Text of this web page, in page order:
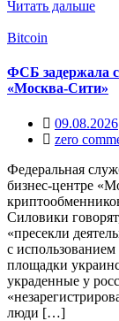
Читать дальше
Bitcoin
ФСБ задержала
«Москва-Сити»
09.08.2026
zero
Федеральная
бизнес‑центре
Силовики
«пресекли
с
площадки
украденные у
люди […]